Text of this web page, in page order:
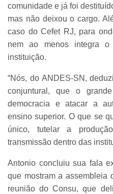
comunidade e já foi
mas não deixou o cargo.
caso do Cefet RJ, para
nem ao menos integra o
instituição.
“Nós, do ANDES-SN,
conjuntural, que o
democracia e atacar a
ensino superior. O que se
único, tutelar a
transmissão dentro das
Antonio concluiu sua fala
que mostram a assembleia
reunião do Consu, que